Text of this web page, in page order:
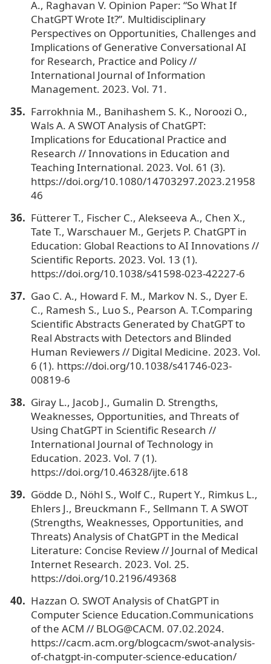
A., Raghavan V. Opinion Paper: “So What If
ChatGPT Wrote It?”. Multidisciplinary
Perspectives on Opportunities, Challenges and
Implications of Generative Conversational AI
for Research, Practice and Policy //
International Journal of Information
Management. 2023. Vol. 71.
Farrokhnia M., Banihashem S. K., Noroozi O.,
Wals A. A SWOT Analysis of ChatGPT:
Implications for Educational Practice and
Research // Innovations in Education and
Teaching International. 2023. Vol. 61 (3).
https://doi.org/10.1080/14703297.2023.21958
46
Fütterer T., Fischer C., Alekseeva A., Chen X.,
Tate T., Warschauer M., Gerjets P. ChatGPT in
Education: Global Reactions to AI Innovations //
Scientific Reports. 2023. Vol. 13 (1).
https://doi.org/10.1038/s41598-023-42227-6
Gao C. A., Howard F. M., Markov N. S., Dyer E.
C., Ramesh S., Luo S., Pearson A. T.Comparing
Scientific Abstracts Generated by ChatGPT to
Real Abstracts with Detectors and Blinded
Human Reviewers // Digital Medicine. 2023. Vol.
6 (1). https://doi.org/10.1038/s41746-023-
00819-6
Giray L., Jacob J., Gumalin D. Strengths,
Weaknesses, Opportunities, and Threats of
Using ChatGPT in Scientific Research //
International Journal of Technology in
Education. 2023. Vol. 7 (1).
https://doi.org/10.46328/ijte.618
Gödde D., Nöhl S., Wolf C., Rupert Y., Rimkus L.,
Ehlers J., Breuckmann F., Sellmann T. A SWOT
(Strengths, Weaknesses, Opportunities, and
Threats) Analysis of ChatGPT in the Medical
Literature: Concise Review // Journal of Medical
Internet Research. 2023. Vol. 25.
https://doi.org/10.2196/49368
Hazzan O. SWOT Analysis of ChatGPT in
Computer Science Education.Communications
of the ACM // BLOG@CACM. 07.02.2024.
https://cacm.acm.org/blogcacm/swot-analysis-
of-chatgpt-in-computer-science-education/